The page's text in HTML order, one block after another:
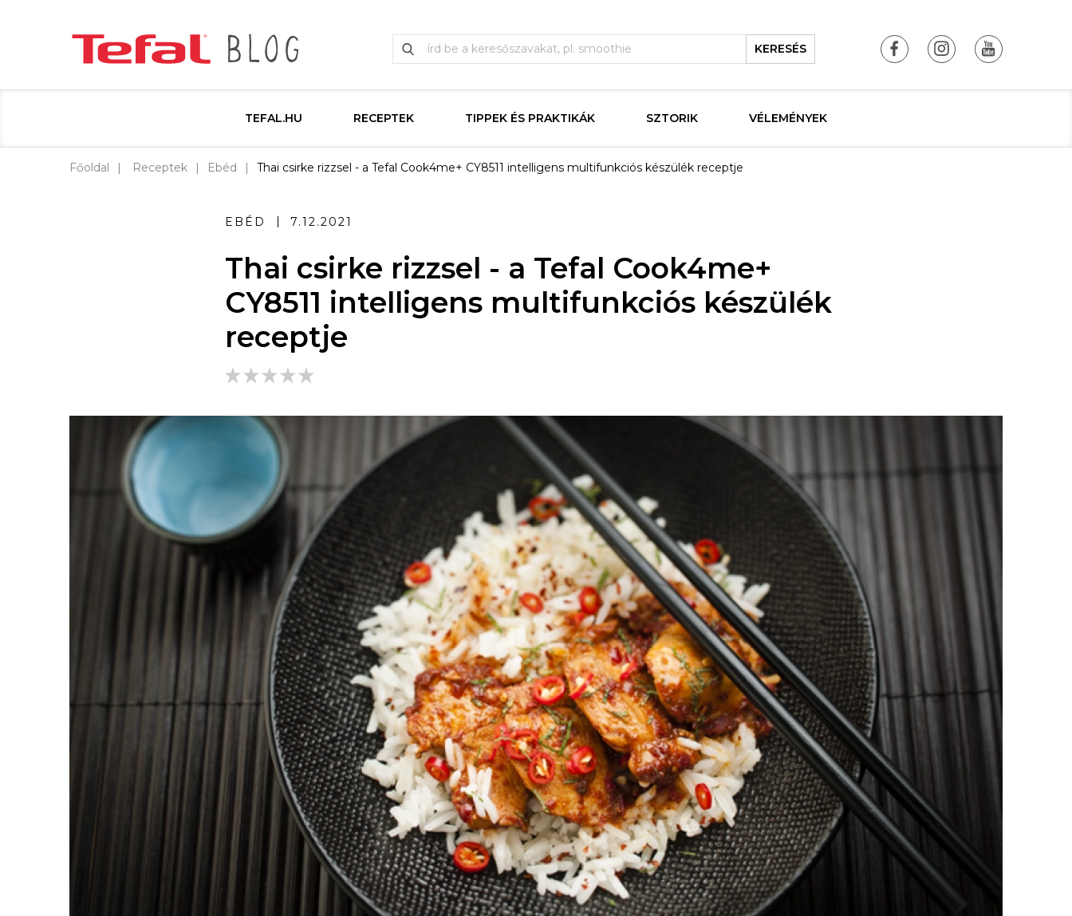
KERESÉS
TEFAL.HU RECEPTEK TIPPEK ÉS PRAKTIKÁK SZTORIK VÉLEMÉNYEK
Főoldal Receptek Ebéd Thai csirke rizzsel - a Tefal Cook4me+ CY8511 intelligens multifunkciós készülék receptje
EBÉD 7.12.2021
Thai csirke rizzsel - a Tefal Cook4me+
CY8511 intelligens multifunkciós készülék
receptje